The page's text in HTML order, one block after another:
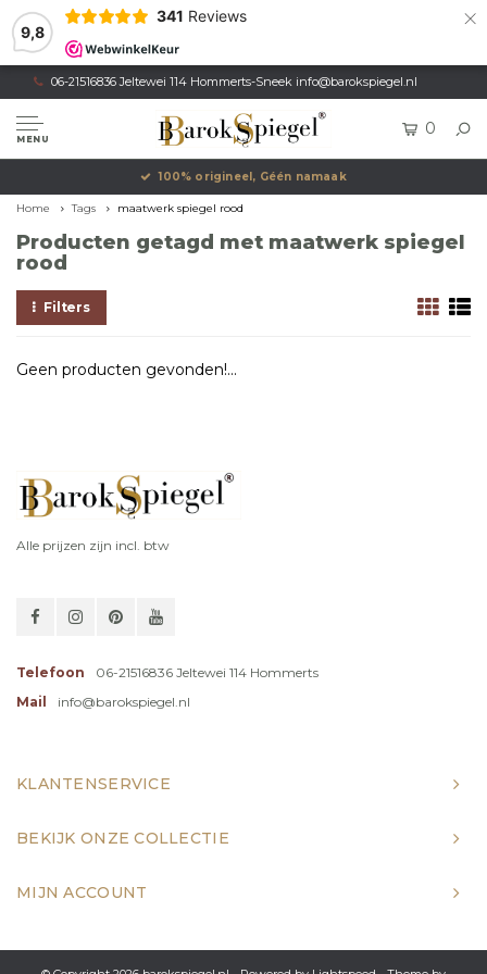
9,8
341 Reviews ×
06-21516836 Jeltewei 114 Hommerts-Sneek info@barokspiegel.nl
MENU
0
100% origineel, Géén namaak
Home Tags maatwerk spiegel rood
Producten getagd met maatwerk spiegel
rood
Filters
Geen producten gevonden!...
Alle prijzen zijn incl. btw
Telefoon
06-21516836 Jeltewei 114 Hommerts
Mail
info@barokspiegel.nl
KLANTENSERVICE
BEKIJK ONZE COLLECTIE
MIJN ACCOUNT